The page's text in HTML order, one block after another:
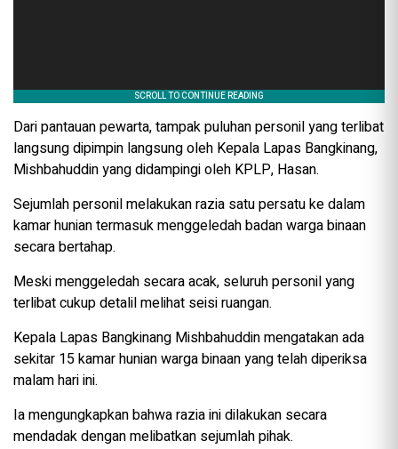
Dari pantauan pewarta, tampak puluhan personil yang terlibat
langsung dipimpin langsung oleh Kepala Lapas Bangkinang,
Mishbahuddin yang didampingi oleh KPLP, Hasan.
Sejumlah personil melakukan razia satu persatu ke dalam
kamar hunian termasuk menggeledah badan warga binaan
secara bertahap.
Meski menggeledah secara acak, seluruh personil yang
terlibat cukup detalil melihat seisi ruangan.
Kepala Lapas Bangkinang Mishbahuddin mengatakan ada
sekitar 15 kamar hunian warga binaan yang telah diperiksa
malam hari ini.
Ia mengungkapkan bahwa razia ini dilakukan secara
mendadak dengan melibatkan sejumlah pihak.